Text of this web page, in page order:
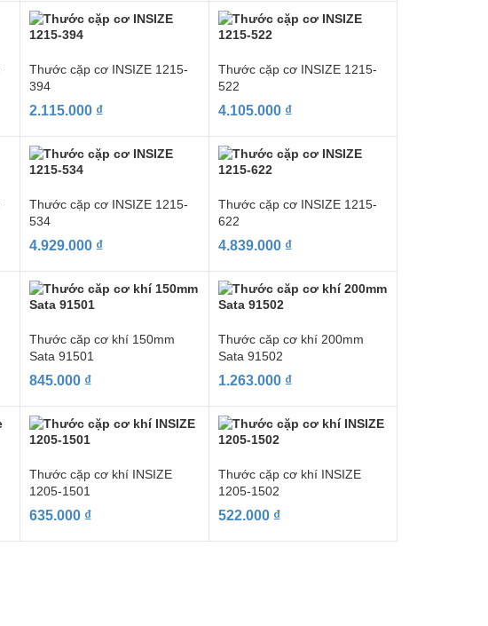
Thước cặp cơ INSIZE 1215-
394
2.115.000 ₫
Thước cặp cơ INSIZE 1215-
522
4.105.000 ₫
Thước cặp cơ INSIZE 1215-
534
4.929.000 ₫
Thước cặp cơ INSIZE 1215-
622
4.839.000 ₫
Thước căp cơ khí 150mm
Sata 91501
845.000 ₫
Thước căp cơ khí 200mm
Sata 91502
1.263.000 ₫
Thước cặp cơ khí INSIZE
1205-1501
635.000 ₫
Thước cặp cơ khí INSIZE
1205-1502
522.000 ₫